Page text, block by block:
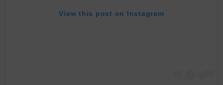
View this post on Instagram